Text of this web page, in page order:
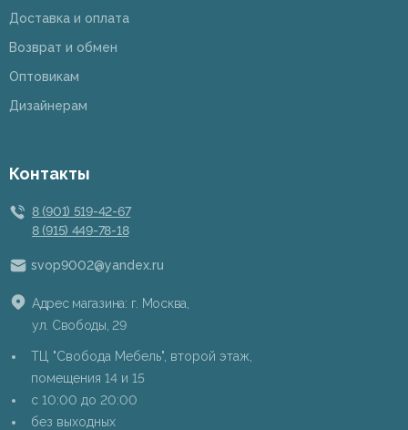
Доставка и оплата
Возврат и обмен
Оптовикам
Дизайнерам
Контакты
8 (901) 519-42-67
8 (915) 449-78-18
svop9002@yandex.ru
Адрес магазина: г. Москва,
ул. Свободы, 29
ТЦ "Свобода Мебель", второй этаж,
помещения 14 и 15
c 10:00 до 20:00
без выходных